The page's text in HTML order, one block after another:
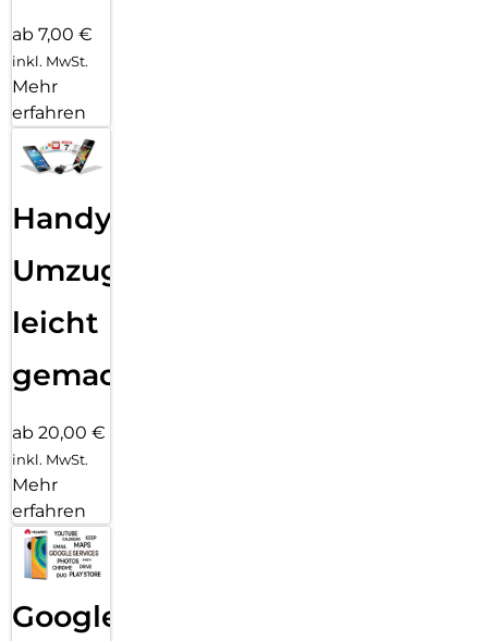
ab 7,00 €
inkl. MwSt.
Mehr
erfahren
Handy
Umzug
leicht
gemacht!
ab 20,00 €
inkl. MwSt.
Mehr
erfahren
Google